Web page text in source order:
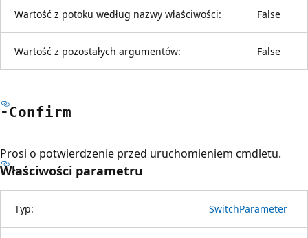
Wartość z potoku według nazwy właściwości: False
Wartość z pozostałych argumentów: False
-Confirm
Prosi o potwierdzenie przed uruchomieniem cmdletu.
Właściwości parametru
Typ: SwitchParameter